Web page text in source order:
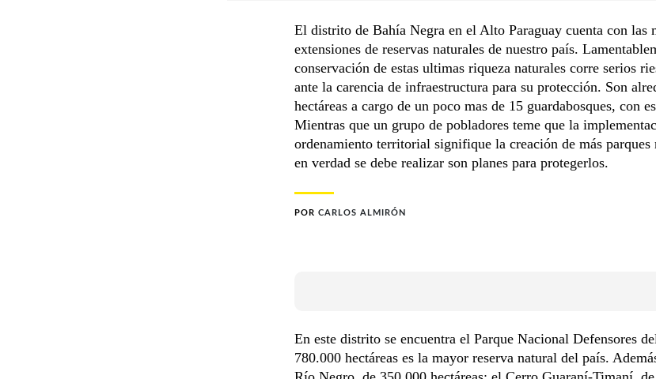
El distrito de Bahía Negra en el Alto Paraguay cuenta con las
extensiones de reservas naturales de nuestro país.
conservación de estas ultimas riqueza naturales corre serios
ante la carencia de infraestructura para su protección. Son
hectáreas a cargo de un poco mas de 15 guardabosques, con
Mientras que un grupo de pobladores teme que la
ordenamiento territorial signifique la creación de más parques
en verdad se debe realizar son planes para protegerlos.
POR CARLOS ALMIRÓN
En este distrito se encuentra el Parque Nacional Defensores
780.000 hectáreas es la mayor reserva natural del país.